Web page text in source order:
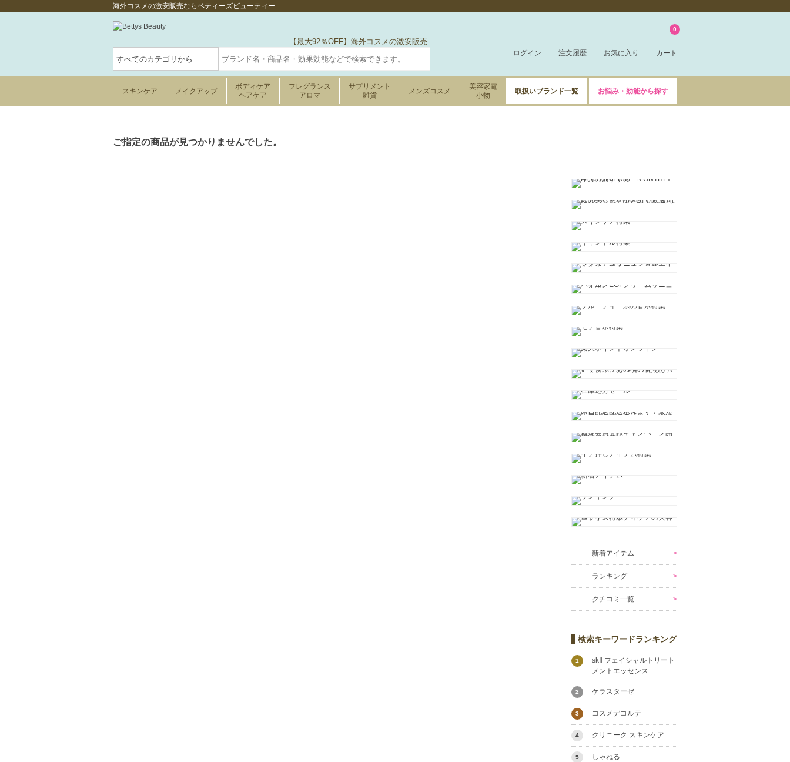
海外コスメの激安販売ならベティーズビューティー
【最大92％OFF】海外コスメの激安販売
ログイン 注文履歴 お気に入り カート
0
スキンケア メイクアップ
ボディケア
ヘアケア
フレグランス
アロマ
サプリメント
雑貨
メンズコスメ
美容家電
小物
取扱いブランド一覧 お悩み・効能から探す
ご指定の商品が見つかりませんでした。
新着アイテム
ランキング
クチコミ一覧
検索キーワードランキング
1
skⅡ フェイシャルトリート
メントエッセンス
2 ケラスターゼ
3 コスメデコルテ
4 クリニーク スキンケア
5 しゃねる